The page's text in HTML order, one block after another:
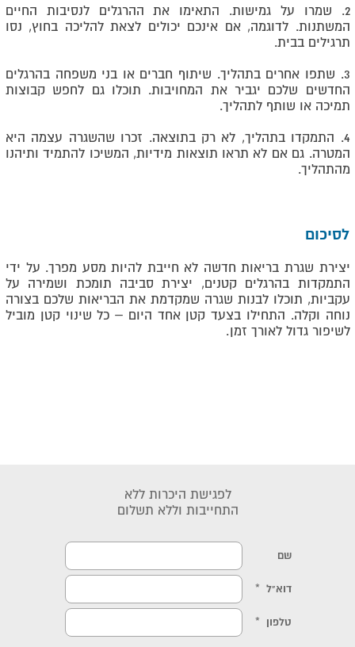
2. שמרו על גמישות. התאימו את ההרגלים לנסיבות החיים
המשתנות. לדוגמה, אם אינכם יכולים לצאת להליכה בחוץ, נסו
תרגילים בבית.
3. שתפו אחרים בתהליך. שיתוף חברים או בני משפחה בהרגלים
החדשים שלכם יגביר את המחויבות. תוכלו גם לחפש קבוצות
תמיכה או שותף לתהליך.
4. התמקדו בתהליך, לא רק בתוצאה. זכרו שהשגרה עצמה היא
המטרה. גם אם לא תראו תוצאות מידיות, המשיכו להתמיד ותיהנו
מהתהליך.
לסיכום
יצירת שגרת בריאות חדשה לא חייבת להיות מסע מפרך. על ידי
התמקדות בהרגלים קטנים, יצירת סביבה תומכת ושמירה על
עקביות, תוכלו לבנות שגרה שמקדמת את הבריאות שלכם בצורה
נוחה וקלה. התחילו בצעד קטן אחד היום – כל שינוי קטן מוביל
לשיפור גדול לאורך זמן.
לפגישת היכרות ללא
התחייבות וללא תשלום